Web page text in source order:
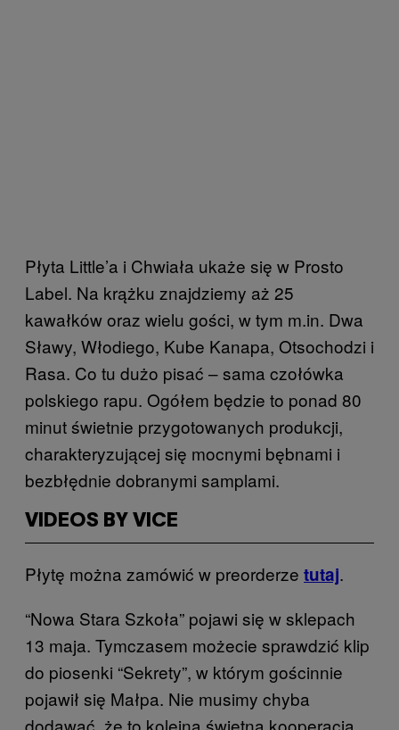
Płyta Little’a i Chwiała ukaże się w Prosto
Label. Na krążku znajdziemy aż 25
kawałków oraz wielu gości, w tym m.in. Dwa
Sławy, Włodiego, Kube Kanapa, Otsochodzi i
Rasa. Co tu dużo pisać – sama czołówka
polskiego rapu. Ogółem będzie to ponad 80
minut świetnie przygotowanych produkcji,
charakteryzującej się mocnymi bębnami i
bezbłędnie dobranymi samplami.
VIDEOS BY VICE
Płytę można zamówić w preorderze tutaj.
“Nowa Stara Szkoła” pojawi się w sklepach
13 maja. Tymczasem możecie sprawdzić klip
do piosenki “Sekrety”, w którym gościnnie
pojawił się Małpa. Nie musimy chyba
dodawać, że to kolejna świetna kooperacja